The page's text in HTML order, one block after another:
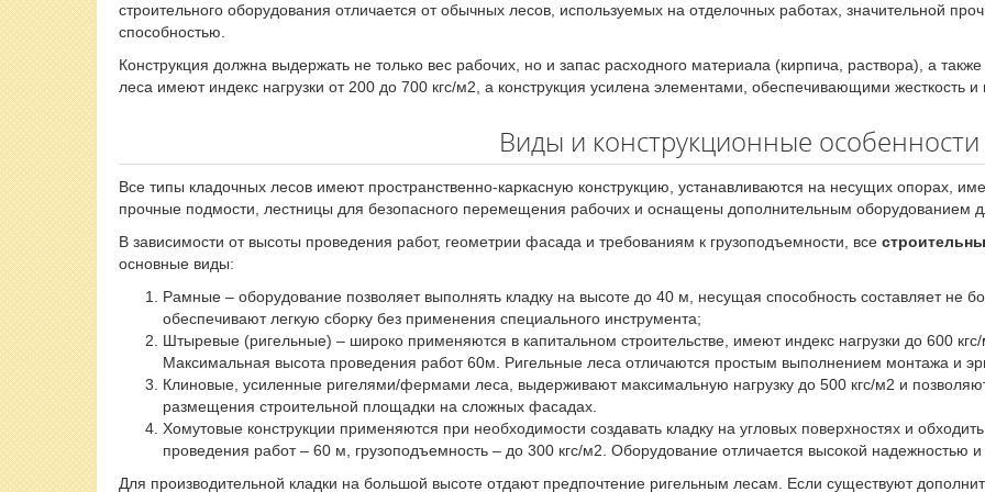
строительного оборудования отличается от обычных лесов, используемых на отделочных работах, значительной
способностью.
Конструкция должна выдержать не только вес рабочих, но и запас расходного материала (кирпича, раствора), а
леса имеют индекс нагрузки от 200 до 700 кгс/м2, а конструкция усилена элементами, обеспечивающими жесткость
Виды и конструкционные особенности
Все типы кладочных лесов имеют пространственно-каркасную конструкцию, устанавливаются на несущих опорах,
прочные подмости, лестницы для безопасного перемещения рабочих и оснащены дополнительным оборудованием
В зависимости от высоты проведения работ, геометрии фасада и требованиям к грузоподъемности, все
основные виды:
Рамные – оборудование позволяет выполнять кладку на высоте до 40 м, несущая способность составляет не
обеспечивают легкую сборку без применения специального инструмента;
Штыревые (ригельные) – широко применяются в капитальном строительстве, имеют индекс нагрузки до 600
Максимальная высота проведения работ 60м. Ригельные леса отличаются простым выполнением монтажа и
Клиновые, усиленные ригелями/фермами леса, выдерживают максимальную нагрузку до 500 кгс/м2 и
размещения строительной площадки на сложных фасадах.
Хомутовые конструкции применяются при необходимости создавать кладку на угловых поверхностях и
проведения работ – 60 м, грузоподъемность – до 300 кгс/м2. Оборудование отличается высокой надежностью
Для производительной кладки на большой высоте отдают предпочтение ригельным лесам. Если существуют